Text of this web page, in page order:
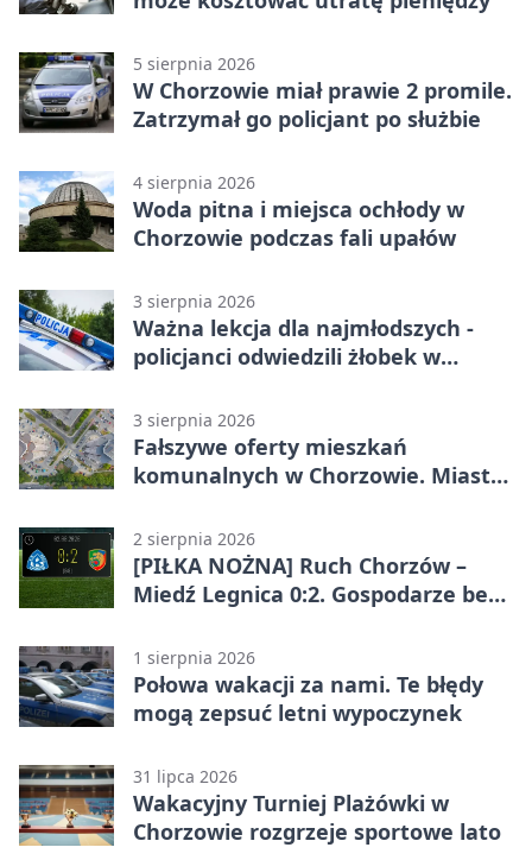
5 sierpnia 2026
W Chorzowie miał prawie 2 promile.
Zatrzymał go policjant po służbie
4 sierpnia 2026
Woda pitna i miejsca ochłody w
Chorzowie podczas fali upałów
3 sierpnia 2026
Ważna lekcja dla najmłodszych -
policjanci odwiedzili żłobek w
3 sierpnia 2026
Fałszywe oferty mieszkań
komunalnych w Chorzowie. Miasto
2 sierpnia 2026
[PIŁKA NOŻNA] Ruch Chorzów –
Miedź Legnica 0:2. Gospodarze bez
1 sierpnia 2026
Połowa wakacji za nami. Te błędy
mogą zepsuć letni wypoczynek
31 lipca 2026
Wakacyjny Turniej Plażówki w
Chorzowie rozgrzeje sportowe lato